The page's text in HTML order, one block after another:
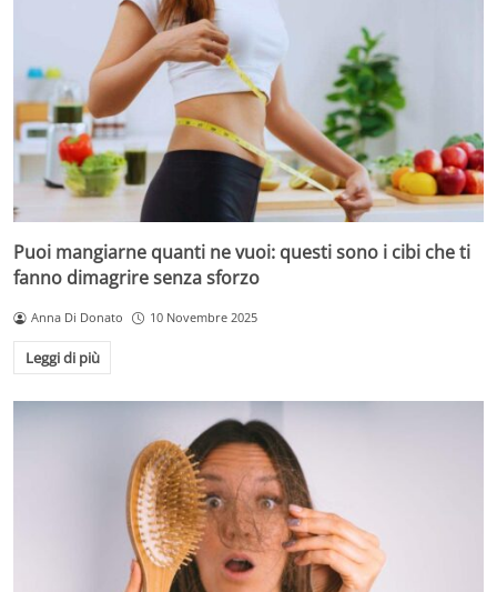
Puoi mangiarne quanti ne vuoi: questi sono i cibi che ti
fanno dimagrire senza sforzo
Anna Di Donato 10 Novembre 2025
Leggi di più